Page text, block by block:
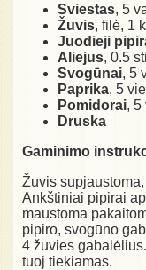
Sviestas, 5
Žuvis, filė, 1
Juodieji
Aliejus, 0.5
Svogūnai, 5
Paprika, 5
Pomidorai, 5
Druska
Gaminimo
Žuvis
Ankštiniai pipirai
maustoma
pipiro, svogūno
4 žuvies
tuoj tiekiamas.